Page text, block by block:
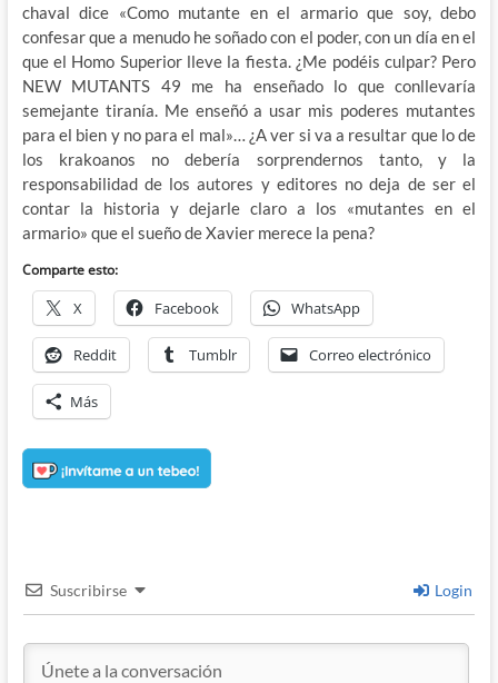
chaval dice «Como mutante en el armario que soy, debo
confesar que a menudo he soñado con el poder, con un día en el
que el Homo Superior lleve la fiesta. ¿Me podéis culpar? Pero
NEW MUTANTS 49 me ha enseñado lo que conllevaría
semejante tiranía. Me enseñó a usar mis poderes mutantes
para el bien y no para el mal»… ¿A ver si va a resultar que lo de
los krakoanos no debería sorprendernos tanto, y la
responsabilidad de los autores y editores no deja de ser el
contar la historia y dejarle claro a los «mutantes en el
armario» que el sueño de Xavier merece la pena?
Comparte esto:
X Facebook WhatsApp
Reddit Tumblr Correo electrónico
Más
Suscribirse Login